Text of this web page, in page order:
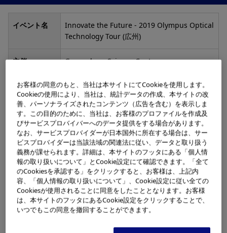
イベント名
Innovate the Future - 2019 Olympus Optical
Technology Tour (広州)
主催 Guangdong Science Center
協賛・協力 Olympus (Beijing) Sales & Service Co., Ltd.
開催日 2019年8月3日～4日
開催場所 広州 / 中国
参加者 子どもたち255名とその保護者
イベント概要
中国のオリンパスでは、2014年より「Olympu
s Optical Technology Tour」イベントを毎年
開催しています。今年度は、広州のGuangdon
ントのツアーが始まりました。 WE ARE DOCT
お客様の同意のもと、当社は本サイトにてCookieを使用します。
Cookieの使用により、当社は、統計データの作成、本サイトの改
善、パーソナライズされたコンテンツ（広告を含む）を表示しま
す。この目的のために、当社は、お客様のプロファイルを作成及
びサービスプロバイバーへのデータ提供をする場合があります。
なお、サービスプロバイダーが日本国外に所在する場合は、サー
ビスプロバイダーは当該法域の関連法に従い、データと取り扱う
義務が課せられます。詳細は、本サイトのフッタにある「個人情
報の取り扱いについて」とCookie設定にて確認できます。「全て
のCookiesを承認する」をクリックすると、お客様は、上記内
容、「個人情報の取り扱いについて」、Cookie設定に従い全ての
Cookiesが使用されることに同意をしたこととなります。お客様
は、本サイトのフッタにあるCookie設定をクリックすることで、
いつでもこの同意を撤回することができます。